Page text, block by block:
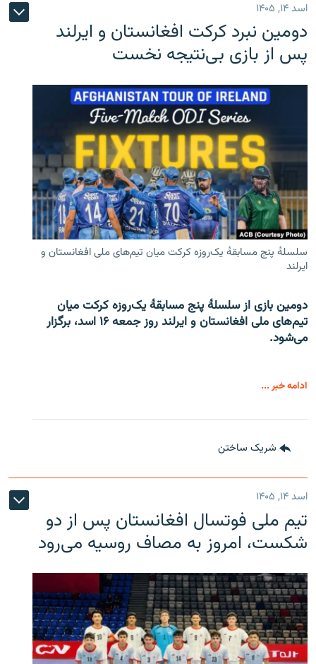
اسد ۱۴, ۱۴۰۵
دومین نبرد کرکت افغانستان و ایرلند
پس از بازی بی‌نتیجه نخست
سلسلۀ پنج مسابقۀ یک‌روزه کرکت میان تیم‌های ملی افغانستان و
ایرلند
دومین بازی از سلسلۀ پنج مسابقۀ یک‌روزه کرکت میان
تیم‌های ملی افغانستان و ایرلند روز جمعه ۱۶ اسد، برگزار
می‌شود.
ادامه خبر ...
شریک ساختن
اسد ۱۴, ۱۴۰۵
تیم ملی فوتسال افغانستان پس از دو
شکست، امروز به مصاف روسیه می‌رود